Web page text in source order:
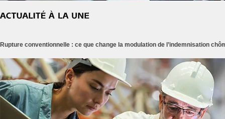
Rupture conventionnelle : ce que change la modulation de l’indemnisation